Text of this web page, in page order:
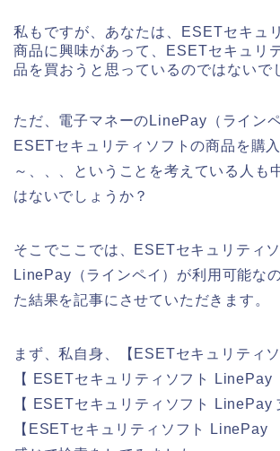
私もですが、あなたは、ESETセキュ
商品に興味があって、ESETセキュリ
品を買おうと思っているのではないで
ただ、電子マネーのLinePay（ライン
ESETセキュリティソフトの商品を購
～、、、ということを考えている人も
はないでしょうか？
そこでここでは、ESETセキュリティ
LinePay（ラインペイ）が利用可能な
た結果を記事にさせていただきます。
まず、私自身、【ESETセキュリティ
【 ESETセキュリティソフト LinePay
【 ESETセキュリティソフト LinePay
【ESETセキュリティソフト LinePay